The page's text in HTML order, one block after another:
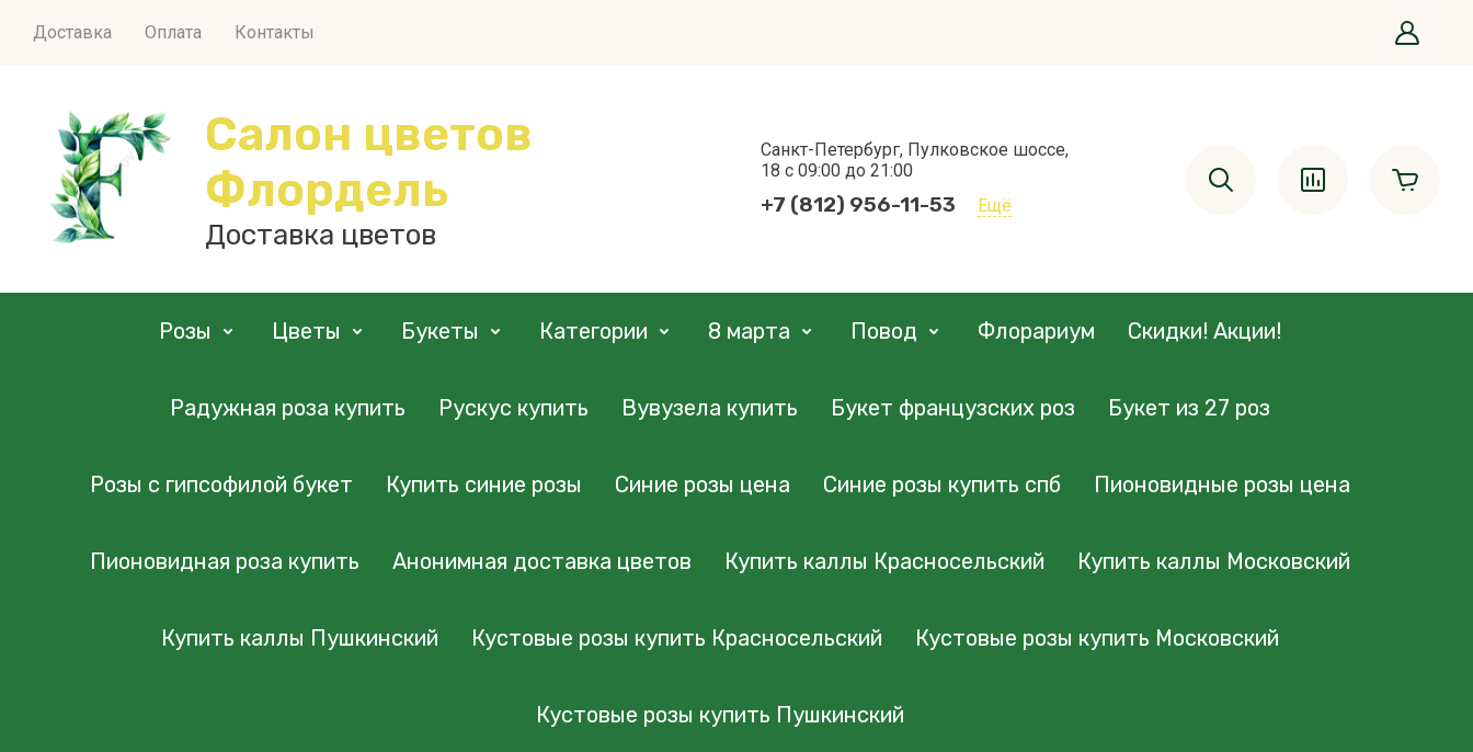
Доставка Оплата Контакты
Санкт-Петербург, Пулковское шоссе,
18 с 09:00 до 21:00
+7 (812) 956-11-53 Ещё
Салон цветов
Флордель
Доставка цветов
Розы Цветы Букеты Категории 8 марта Повод Флорариум Скидки! Акции!
Радужная роза купить Рускус купить Вувузела купить Букет французских роз Букет из 27 роз
Розы с гипсофилой букет Купить синие розы Синие розы цена Синие розы купить спб Пионовидные розы цена
Пионовидная роза купить Анонимная доставка цветов Купить каллы Красносельский Купить каллы Московский
Купить каллы Пушкинский Кустовые розы купить Красносельский Кустовые розы купить Московский
Кустовые розы купить Пушкинский